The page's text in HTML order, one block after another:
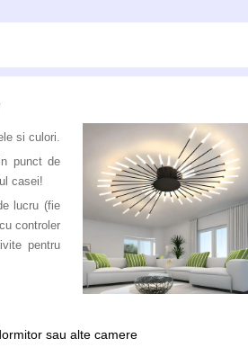
si culori.
punct de
casei!
lucru (fie
controler
pentru
sau alte camere